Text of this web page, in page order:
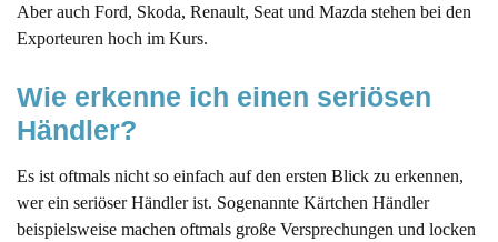
Aber auch Ford, Skoda, Renault, Seat und Mazda stehen bei den
Exporteuren hoch im Kurs.
Wie erkenne ich einen seriösen
Händler?
Es ist oftmals nicht so einfach auf den ersten Blick zu erkennen,
wer ein seriöser Händler ist. Sogenannte Kärtchen Händler
beispielsweise machen oftmals große Versprechungen und locken